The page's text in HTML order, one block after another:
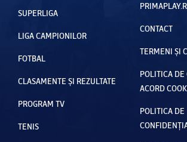
SUPERLIGA
LIGA CAMPIONILOR
FOTBAL
CLASAMENTE ȘI REZULTATE
PROGRAM TV
TENIS
CONTACT
TERMENI ȘI
POLITICA DE
ACORD
POLITICA DE